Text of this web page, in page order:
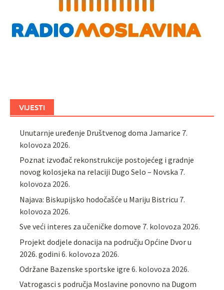
VIJESTI
Unutarnje uređenje Društvenog doma Jamarice 7.
kolovoza 2026.
Poznat izvođač rekonstrukcije postojećeg i gradnje
novog kolosjeka na relaciji Dugo Selo – Novska 7.
kolovoza 2026.
Najava: Biskupijsko hodočašće u Mariju Bistricu 7.
kolovoza 2026.
Sve veći interes za učeničke domove 7. kolovoza 2026.
Projekt dodjele donacija na području Općine Dvor u
2026. godini 6. kolovoza 2026.
Održane Bazenske sportske igre 6. kolovoza 2026.
Vatrogasci s područja Moslavine ponovno na Dugom